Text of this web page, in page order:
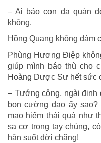
– Ai bảo con đa quản
không.
Hồng Quang không dám
Phùng Hương Điệp
giúp mình báo thù cho
Hoàng Dược Sư hết sức
– Tướng công, ngài định
bọn cường đạo ấy
mạo hiểm thái quá như
sa cơ trong tay chúng,
hận suốt đời chăng!